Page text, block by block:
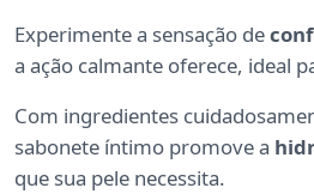
Experimente a sensação de
a ação calmante oferece, ideal
Com ingredientes
sabonete íntimo promove a
que sua pele necessita.